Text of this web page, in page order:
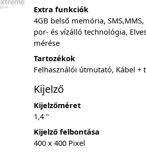
Extra funkciók
4GB belső memória,
por- és vízálló technológia,
mérése
Tartozékok
Felhasználói útmutató, Kábel +
Kijelző
Kijelzőméret
1,4 "
Kijelző felbontása
400 x 400 Pixel